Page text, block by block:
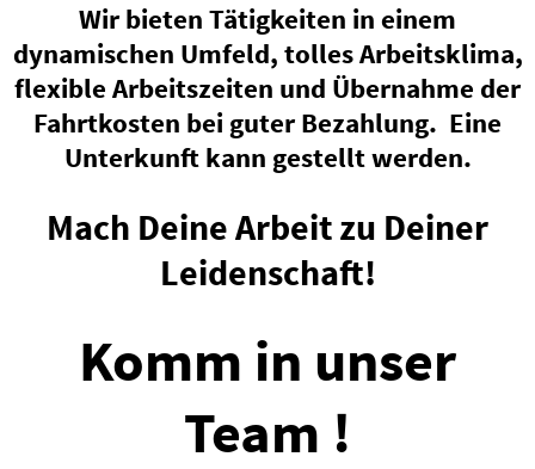
Wir bieten Tätigkeiten in einem
dynamischen Umfeld, tolles Arbeitsklima,
flexible Arbeitszeiten und Übernahme der
Fahrtkosten bei guter Bezahlung. Eine
Unterkunft kann gestellt werden.
Mach Deine Arbeit zu Deiner
Leidenschaft!
Komm in unser
Team !